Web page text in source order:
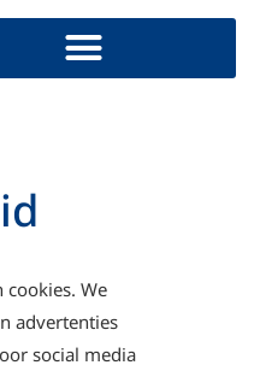
cookies. We
advertenties
social media